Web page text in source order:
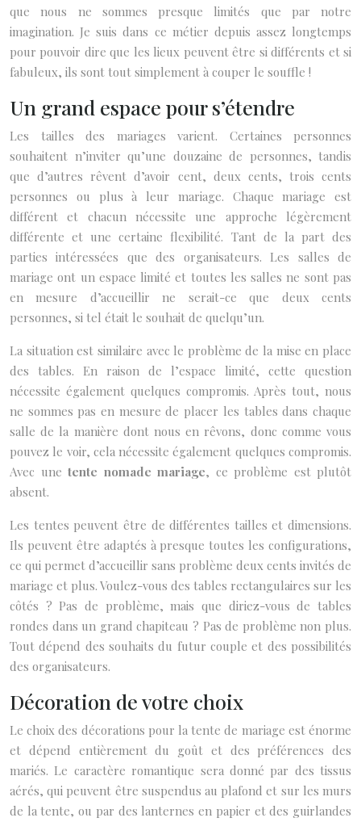
que nous ne sommes presque limités que par notre
imagination. Je suis dans ce métier depuis assez longtemps
pour pouvoir dire que les lieux peuvent être si différents et si
fabuleux, ils sont tout simplement à couper le souffle !
Un grand espace pour s’étendre
Les tailles des mariages varient. Certaines personnes
souhaitent n’inviter qu’une douzaine de personnes, tandis
que d’autres rêvent d’avoir cent, deux cents, trois cents
personnes ou plus à leur mariage. Chaque mariage est
différent et chacun nécessite une approche légèrement
différente et une certaine flexibilité. Tant de la part des
parties intéressées que des organisateurs. Les salles de
mariage ont un espace limité et toutes les salles ne sont pas
en mesure d’accueillir ne serait-ce que deux cents
personnes, si tel était le souhait de quelqu’un.
La situation est similaire avec le problème de la mise en place
des tables. En raison de l’espace limité, cette question
nécessite également quelques compromis. Après tout, nous
ne sommes pas en mesure de placer les tables dans chaque
salle de la manière dont nous en rêvons, donc comme vous
pouvez le voir, cela nécessite également quelques compromis.
Avec une tente nomade mariage, ce problème est plutôt
absent.
Les tentes peuvent être de différentes tailles et dimensions.
Ils peuvent être adaptés à presque toutes les configurations,
ce qui permet d’accueillir sans problème deux cents invités de
mariage et plus. Voulez-vous des tables rectangulaires sur les
côtés ? Pas de problème, mais que diriez-vous de tables
rondes dans un grand chapiteau ? Pas de problème non plus.
Tout dépend des souhaits du futur couple et des possibilités
des organisateurs.
Décoration de votre choix
Le choix des décorations pour la tente de mariage est énorme
et dépend entièrement du goût et des préférences des
mariés. Le caractère romantique sera donné par des tissus
aérés, qui peuvent être suspendus au plafond et sur les murs
de la tente, ou par des lanternes en papier et des guirlandes